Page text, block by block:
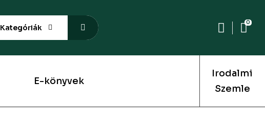
Kategóriák
0
E-könyvek
Irodalmi
Szemle